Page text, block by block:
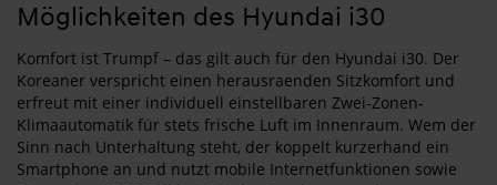
Möglichkeiten des Hyundai i30
Komfort ist Trumpf – das gilt auch für den Hyundai i30. Der
Koreaner verspricht einen herausraenden Sitzkomfort und
erfreut mit einer individuell einstellbaren Zwei-Zonen-
Klimaautomatik für stets frische Luft im Innenraum. Wem der
Sinn nach Unterhaltung steht, der koppelt kurzerhand ein
Smartphone an und nutzt mobile Internetfunktionen sowie